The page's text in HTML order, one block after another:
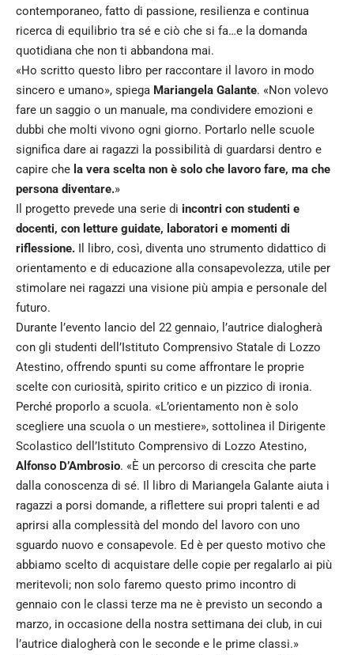
contemporaneo, fatto di passione, resilienza e continua
ricerca di equilibrio tra sé e ciò che si fa…e la domanda
quotidiana che non ti abbandona mai.
«Ho scritto questo libro per raccontare il lavoro in modo
sincero e umano», spiega Mariangela Galante. «Non volevo
fare un saggio o un manuale, ma condividere emozioni e
dubbi che molti vivono ogni giorno. Portarlo nelle scuole
significa dare ai ragazzi la possibilità di guardarsi dentro e
capire che la vera scelta non è solo che lavoro fare, ma che
persona diventare.»
Il progetto prevede una serie di incontri con studenti e
docenti, con letture guidate, laboratori e momenti di
riflessione. Il libro, così, diventa uno strumento didattico di
orientamento e di educazione alla consapevolezza, utile per
stimolare nei ragazzi una visione più ampia e personale del
futuro.
Durante l’evento lancio del 22 gennaio, l’autrice dialogherà
con gli studenti dell’Istituto Comprensivo Statale di Lozzo
Atestino, offrendo spunti su come affrontare le proprie
scelte con curiosità, spirito critico e un pizzico di ironia.
Perché proporlo a scuola. «L’orientamento non è solo
scegliere una scuola o un mestiere», sottolinea il Dirigente
Scolastico dell’Istituto Comprensivo di Lozzo Atestino,
Alfonso D’Ambrosio. «È un percorso di crescita che parte
dalla conoscenza di sé. Il libro di Mariangela Galante aiuta i
ragazzi a porsi domande, a riflettere sui propri talenti e ad
aprirsi alla complessità del mondo del lavoro con uno
sguardo nuovo e consapevole. Ed è per questo motivo che
abbiamo scelto di acquistare delle copie per regalarlo ai più
meritevoli; non solo faremo questo primo incontro di
gennaio con le classi terze ma ne è previsto un secondo a
marzo, in occasione della nostra settimana dei club, in cui
l’autrice dialogherà con le seconde e le prime classi.»